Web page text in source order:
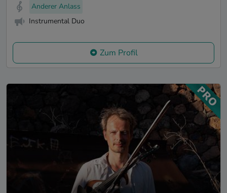
Anderer Anlass
Instrumental Duo
Zum Profil